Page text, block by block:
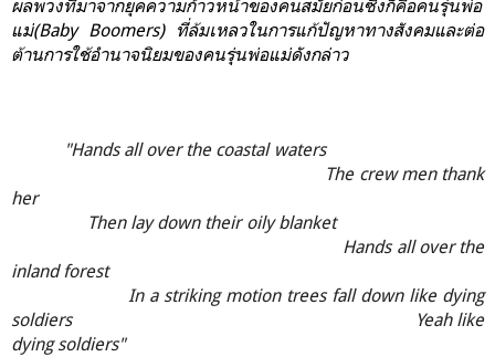
ผลพวงที่มาจากยุคความก้าวหน้าของคนสมัยก่อนซึ่งก็คือคนรุ่นพ่อ
แม่(Baby Boomers) ที่ล้มเหลวในการแก้ปัญหาทางสังคมและต่อ
ต้านการใช้อำนาจนิยมของคนรุ่นพ่อแม่ดังกล่าว
"Hands all over the coastal waters
The crew men thank
her
Then lay down their oily blanket
Hands all over the
inland forest
In a striking motion trees fall down like dying
soldiers Yeah like
dying soldiers"